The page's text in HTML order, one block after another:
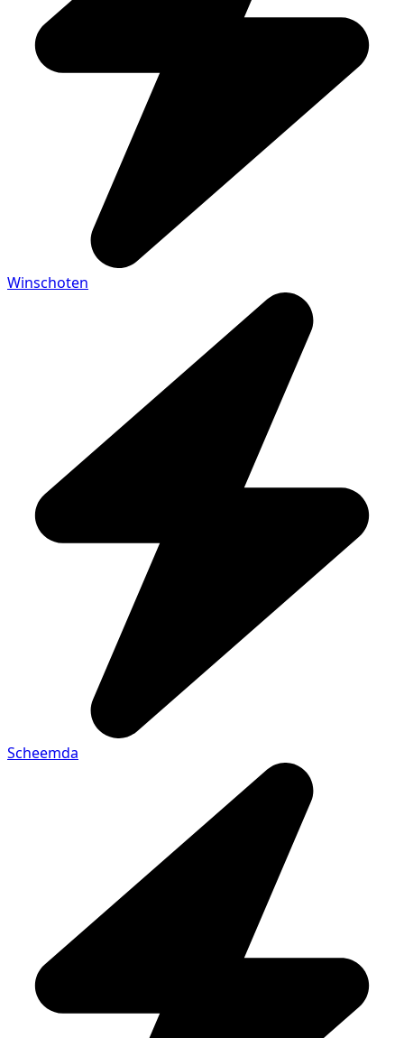
Winschoten
Scheemda